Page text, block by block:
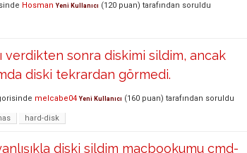
Hosman Yeni Kullanıcı (120 puan) tarafından soruldu
verdikten sonra diskimi sildim, ancak
diski tekrardan görmedi.
melcabe04 Yeni Kullanıcı (160 puan) tarafından soruldu
hard-disk
diski sildim macbookumu cmd-